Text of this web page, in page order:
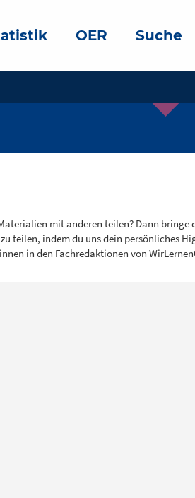
OER Suche
mit anderen teilen? Dann bringe
teilen, indem du uns dein persönliches
in den Fachredaktionen von